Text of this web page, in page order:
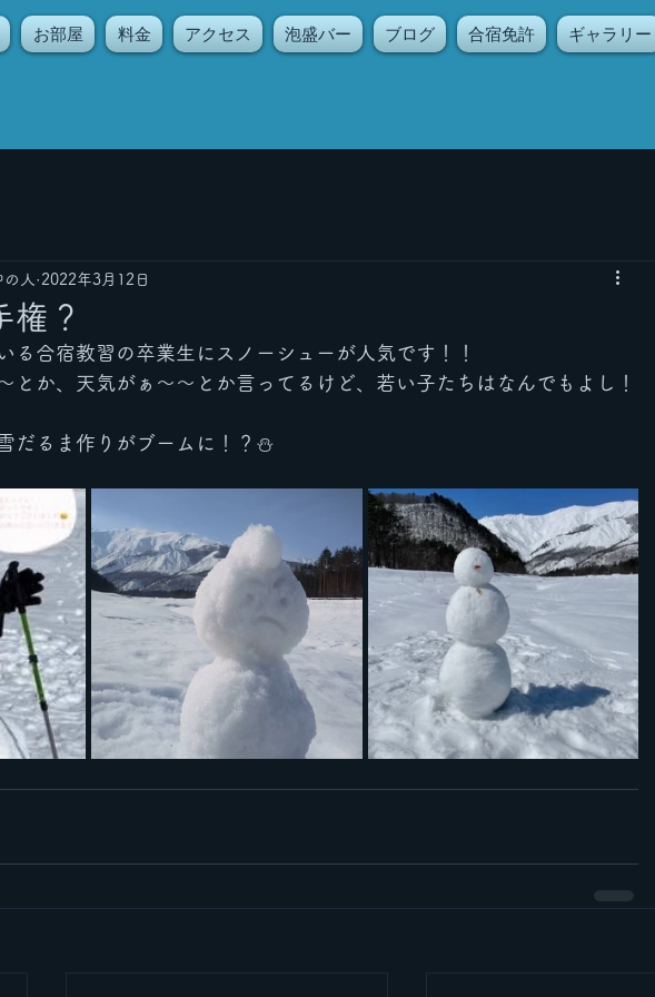
お部屋 料金 アクセス 泡盛バー ブログ 合宿免許 ギャラリー
権？
人 2022年3月12日
る合宿教習の卒業生にスノーシューが人気です！！
とか、天気がぁ〜〜とか言ってるけど、若い子たちはなんでもよし！
だるま作りがブームに！？⛄️